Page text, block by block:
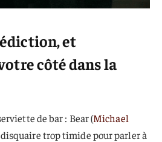
et
côté dans la
de bar : Bear (Michael
disquaire trop timide pour parler à